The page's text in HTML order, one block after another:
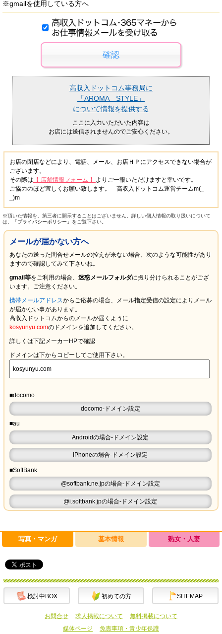
※gmailを使用している方へ
高収入ドットコム事務局に
「AROMA STYLE」
について情報を提供する
ここに入力いただいた内容は
お店には送信されませんのでご安心ください。
お店の閉店などにより、電話、メール、お店ＨＰにアクセスできない場合が
ございます。
その際は 【 店舗情報フォーム 】
よりご一報いただけますと幸いです。
ご協力のほど宜しくお願い致します。 高収入ドットコム運営チームm(_
_)m
※頂いた情報を、第三者に開示することはございません。詳しい個人情報の取り扱いについて
は、
「プライバシーポリシー」 をご覧下さい。
メールが届かない方へ
あなたの送った問合せメールの控えが来ない場合、次のような可能性があり
ますので確認してみて下さいね。
gmail等をご利用の場合、 迷惑メールフォルダに振り分けられることがござ
います。ご注意ください。
携帯メールアドレスからご応募の場合、メール指定受信の設定により メール
が届かない事があります。
高収入ドットコムからのメールが届くように
kosyunyu.comのドメインを追加してください。
詳しくは下記メーカーHPで確認
ドメインは下からコピーしてご使用下さい。
■docomo
docomo-ドメイン設定
■au
Androidの場合-ドメイン設定
iPhoneの場合-ドメイン設定
■SoftBank
@softbank.ne.jpの場合-ドメイン設定
@i.softbank.jpの場合-ドメイン設定
写真・マンガ 基本情報 熟女・人妻
検討中BOX 初めての方 SITEMAP
お問合せ 求人掲載について
無料掲載について
媒体ページ
免責事項・青少年保護